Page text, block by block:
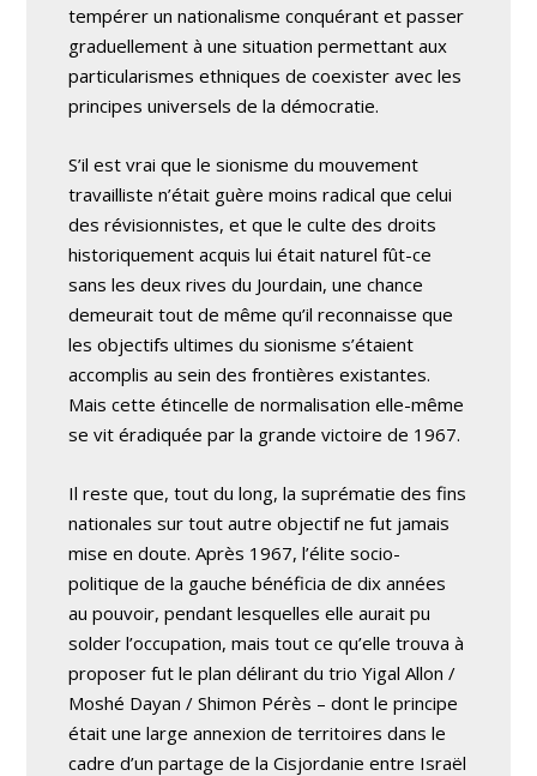
tempérer un nationalisme conquérant et passer
graduellement à une situation permettant aux
particularismes ethniques de coexister avec les
principes universels de la démocratie.
S’il est vrai que le sionisme du mouvement
travailliste n’était guère moins radical que celui
des révisionnistes, et que le culte des droits
historiquement acquis lui était naturel fût-ce
sans les deux rives du Jourdain, une chance
demeurait tout de même qu’il reconnaisse que
les objectifs ultimes du sionisme s’étaient
accomplis au sein des frontières existantes.
Mais cette étincelle de normalisation elle-même
se vit éradiquée par la grande victoire de 1967.
Il reste que, tout du long, la suprématie des fins
nationales sur tout autre objectif ne fut jamais
mise en doute. Après 1967, l’élite socio-
politique de la gauche bénéficia de dix années
au pouvoir, pendant lesquelles elle aurait pu
solder l’occupation, mais tout ce qu’elle trouva à
proposer fut le plan délirant du trio Yigal Allon /
Moshé Dayan / Shimon Pérès – dont le principe
était une large annexion de territoires dans le
cadre d’un partage de la Cisjordanie entre Israël